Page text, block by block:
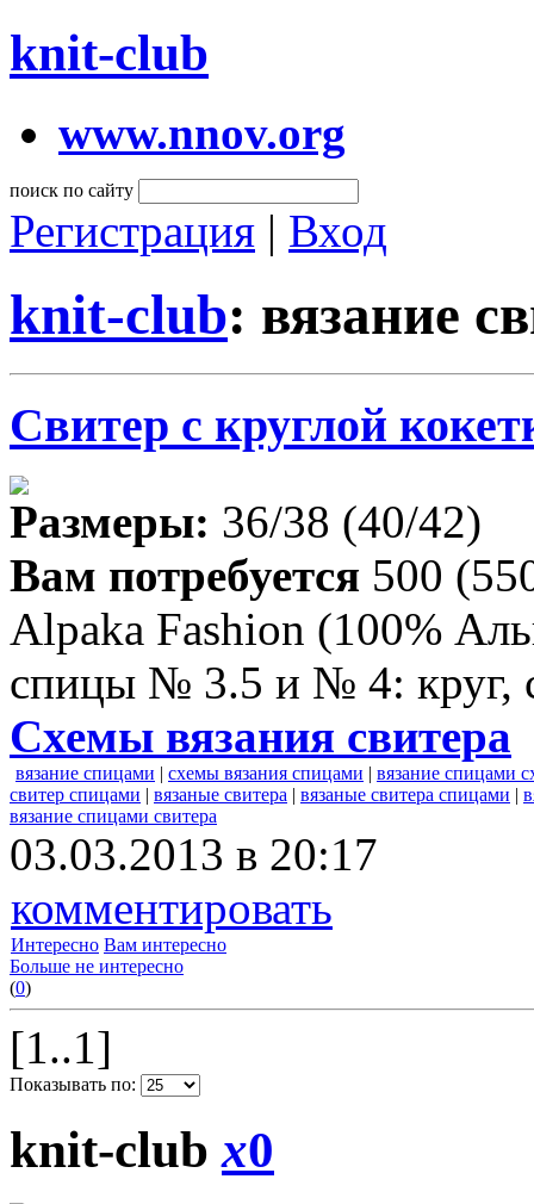
knit-club
www.nnov.org
поиск по сайту
Регистрация | Вход
knit-club: вязание
Свитер с круглой
Размеры: 36/38 (40/42)
Вам потребуется 500
Alpaka Fashion (100%
спицы № 3.5 и № 4:
Схемы вязания свитера
вязание спицами | схемы вязания спицами | вязание спицами
свитер спицами | вязаные свитера | вязаные свитера спицами |
вязание спицами свитера
03.03.2013 в 20:17
комментировать
Интересно Вам интересно
Больше не интересно
(0)
[1..1]
Показывать по:
knit-clubx0